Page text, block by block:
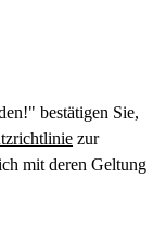
bestätigen Sie,
zur
mit deren Geltung